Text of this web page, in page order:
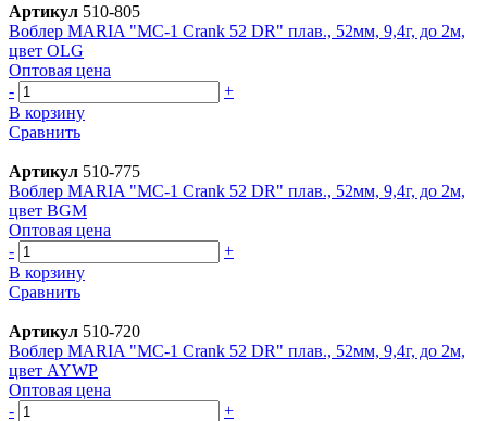
Артикул 510-805
Воблер MARIA "MC-1 Crank 52 DR" плав., 52мм, 9,4г, до 2м,
цвет OLG
Оптовая цена
-
+
В корзину
Сравнить
Артикул 510-775
Воблер MARIA "MC-1 Crank 52 DR" плав., 52мм, 9,4г, до 2м,
цвет BGM
Оптовая цена
-
+
В корзину
Сравнить
Артикул 510-720
Воблер MARIA "MC-1 Crank 52 DR" плав., 52мм, 9,4г, до 2м,
цвет AYWP
Оптовая цена
-
+